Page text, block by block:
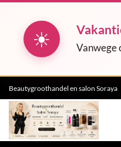
☀ Vanwege
Ga
naar
inhoud
Beautygroothandel en salon Soraya